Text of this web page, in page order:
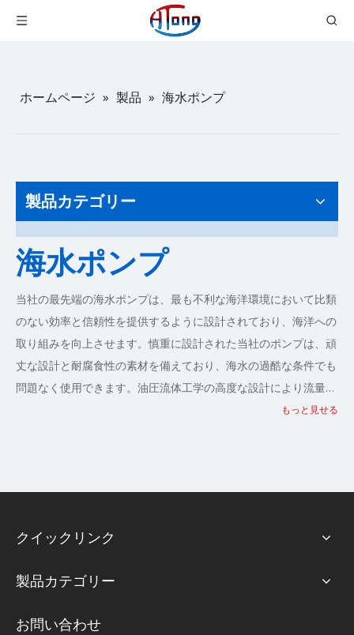
ホームページ » 製品 » 海水ポンプ
製品カテゴリー
海水ポンプ
当社の最先端の海水ポンプは、最も不利な海洋環境において比類
のない効率と信頼性を提供するように設計されており、海洋への
取り組みを向上させます。慎重に設計された当社のポンプは、頑
丈な設計と耐腐食性の素材を備えており、海水の過酷な条件でも
問題なく使用できます。油圧流体工学の高度な設計により流量が
最適化され、船舶や水産養殖のエンジン冷却など、さまざまな用
い。
もっと見せる
クイックリンク
製品カテゴリー
お問い合わせ